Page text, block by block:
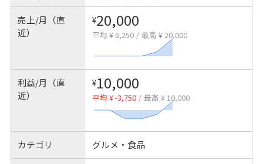
売上/月（直
近）
¥20,000
平均 ¥ 6,250 / 最高 ¥ 20,000
利益/月（直
近）
¥10,000
平均 ¥ -3,750 / 最高 ¥ 10,000
カテゴリ グルメ・食品